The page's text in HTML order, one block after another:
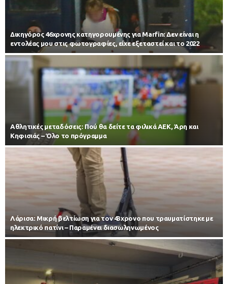
Δικηγόρος 46χρονης κατηγορουμένης για Marfin: Δεν είναι η
εντολέας μου στις φωτογραφίες, είχε εξεταστεί και το 2022
Αθλητικές μεταδόσεις: Πού θα δείτε τα φιλικά ΑΕΚ, Άρη και
Κηφισιάς – Όλο το πρόγραμμα
Λάρισα: Μικρή βελτίωση για τον 43χρονο που τραυματίστηκε με
ηλεκτρικό πατίνι – Παραμένει διασωληνωμένος